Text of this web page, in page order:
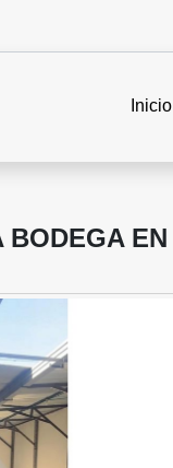
Inicio
BODEGA